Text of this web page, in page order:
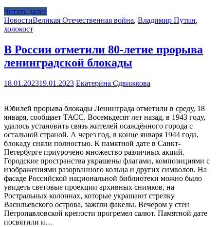
Читать далее
НовостиВеликая Отечественная война, Владимир Путин,
холокост
В России отметили 80-летие прорыва
ленинградской блокады
18.01.202319.01.2023 Екатерина Сдвижкова
Юбилей прорыва блокады Ленинграда отметили в среду, 18
января, сообщает ТАСС. Восемьдесят лет назад, в 1943 году,
удалось установить связь жителей осаждённого города с
остальной страной. А через год, в конце января 1944 года,
блокаду сняли полностью. К памятной дате в Санкт-
Петербурге приурочено множество различных акций.
Городские пространства украшены флагами, композициями с
изображениями разорванного кольца и других символов. На
фасаде Российской национальной библиотеки можно было
увидеть световые проекции архивных снимков, на
Ростральных колоннах, которые украшают стрелку
Васильевского острова, зажгли факелы. Вечером у стен
Петропавловской крепости прогремел салют. Памятной дате
посвятили и…